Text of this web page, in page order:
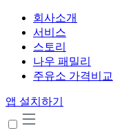
회사소개
서비스
스토리
나우 패밀리
주유소 가격비교
앱 설치하기